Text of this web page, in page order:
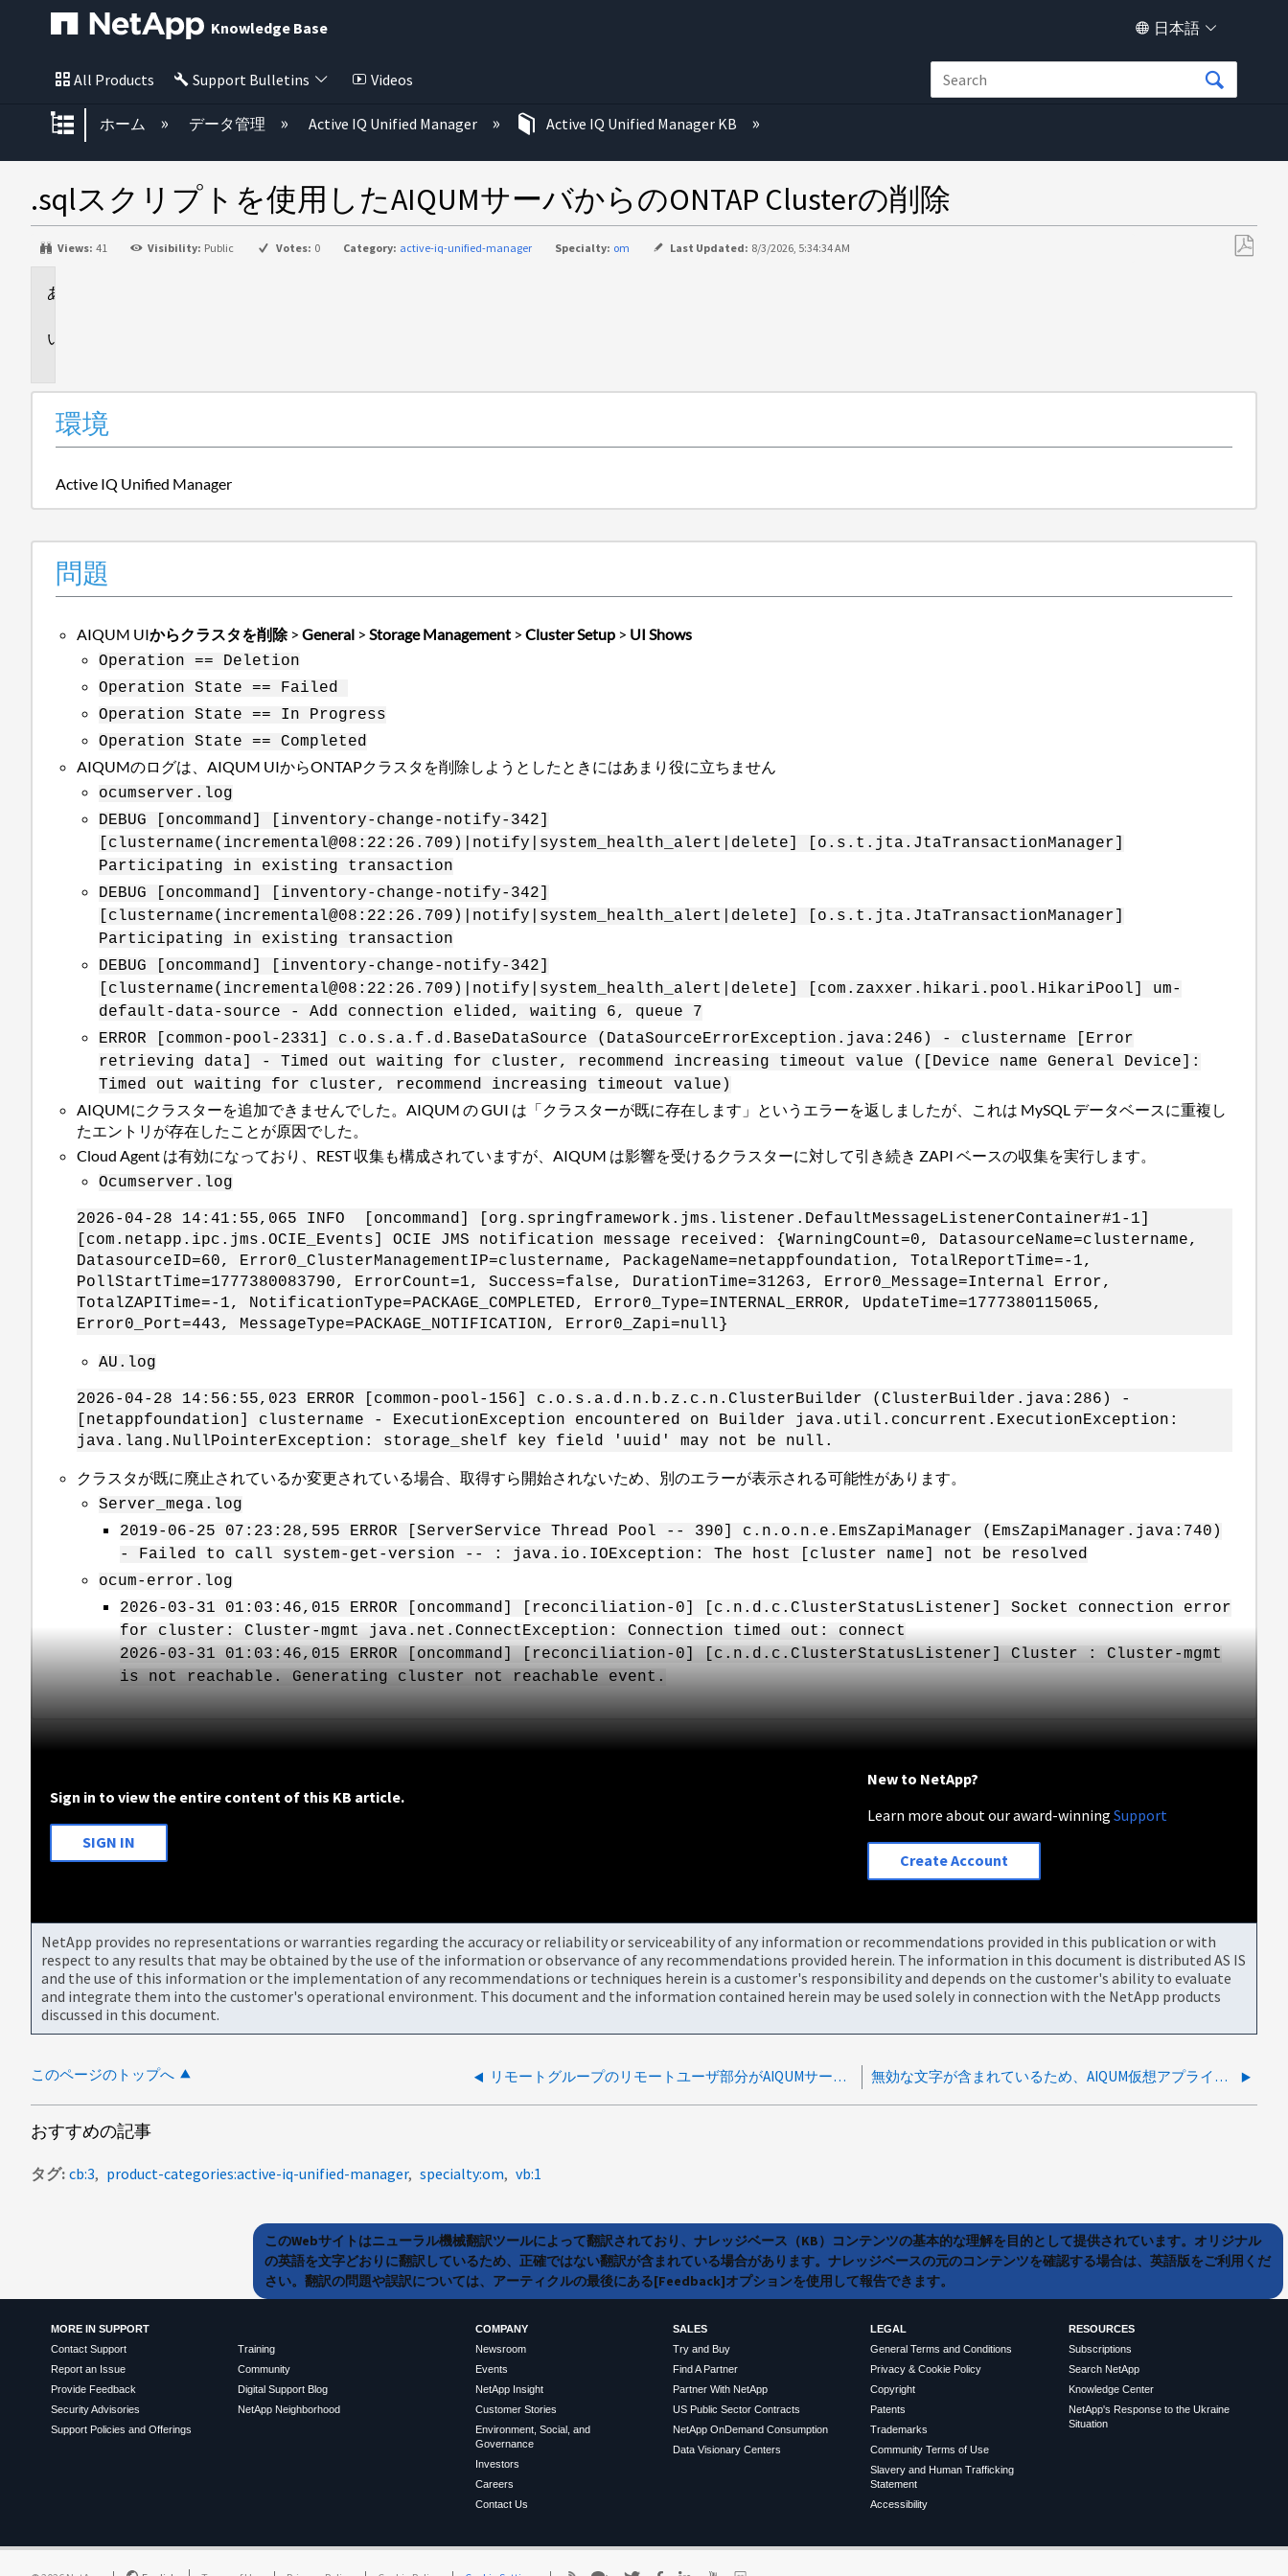
Knowledge Base 日本語
All Products Support Bulletins Videos
グローバル階層を展開/折りたたむ
ホーム データ管理 Active IQ Unified Manager Active IQ Unified Manager KB
.sqlスクリプトを使用したAIQUMサーバからのONTAP Clusterの削除
Views: 41 Visibility: Public Votes: 0 Category: active-iq-unified-manager Specialty: om Last Updated: 8/3/2026, 5:34:34 AM
環境
Active IQ Unified Manager
問題
AIQUM UIからクラスタを削除>General >Storage Management >Cluster Setup > UI Shows
Operation == Deletion
Operation State == Failed
Operation State == In Progress
Operation State == Completed
AIQUMのログは、AIQUM UIからONTAPクラスタを削除しようとしたときにはあまり役に立ちません
ocumserver.log
DEBUG [oncommand] [inventory-change-notify-342]
[clustername(incremental@08:22:26.709)|notify|system_health_alert|delete] [o.s.t.jta.JtaTransactionManager]
Participating in existing transaction
DEBUG [oncommand] [inventory-change-notify-342]
[clustername(incremental@08:22:26.709)|notify|system_health_alert|delete] [o.s.t.jta.JtaTransactionManager]
Participating in existing transaction
DEBUG [oncommand] [inventory-change-notify-342]
[clustername(incremental@08:22:26.709)|notify|system_health_alert|delete] [com.zaxxer.hikari.pool.HikariPool] um-
default-data-source - Add connection elided, waiting 6, queue 7
ERROR [common-pool-2331] c.o.s.a.f.d.BaseDataSource (DataSourceErrorException.java:246) - clustername [Error
retrieving data] - Timed out waiting for cluster, recommend increasing timeout value ([Device name General Device]:
Timed out waiting for cluster, recommend increasing timeout value)
AIQUMにクラスターを追加できませんでした。AIQUM の GUI は「クラスターが既に存在します」というエラーを返しましたが、これは MySQL データベースに重複し
たエントリが存在したことが原因でした。
Cloud Agent は有効になっており、REST 収集も構成されていますが、AIQUM は影響を受けるクラスターに対して引き続き ZAPI ベースの収集を実行します。
Ocumserver.log
2026-04-28 14:41:55,065 INFO [oncommand] [org.springframework.jms.listener.DefaultMessageListenerContainer#1-1]
[com.netapp.ipc.jms.OCIE_Events] OCIE JMS notification message received: {WarningCount=0, DatasourceName=clustername,
DatasourceID=60, Error0_ClusterManagementIP=clustername, PackageName=netappfoundation, TotalReportTime=-1,
PollStartTime=1777380083790, ErrorCount=1, Success=false, DurationTime=31263, Error0_Message=Internal Error,
TotalZAPITime=-1, NotificationType=PACKAGE_COMPLETED, Error0_Type=INTERNAL_ERROR, UpdateTime=1777380115065,
Error0_Port=443, MessageType=PACKAGE_NOTIFICATION, Error0_Zapi=null}
AU.log
2026-04-28 14:56:55,023 ERROR [common-pool-156] c.o.s.a.d.n.b.z.c.n.ClusterBuilder (ClusterBuilder.java:286) -
[netappfoundation] clustername - ExecutionException encountered on Builder java.util.concurrent.ExecutionException:
java.lang.NullPointerException: storage_shelf key field 'uuid' may not be null.
クラスタが既に廃止されているか変更されている場合、取得すら開始されないため、別のエラーが表示される可能性があります。
Server_mega.log
2019-06-25 07:23:28,595 ERROR [ServerService Thread Pool -- 390] c.n.o.n.e.EmsZapiManager (EmsZapiManager.java:740)
- Failed to call system-get-version -- : java.io.IOException: The host [cluster name] not be resolved
ocum-error.log
2026-03-31 01:03:46,015 ERROR [oncommand] [reconciliation-0] [c.n.d.c.ClusterStatusListener] Socket connection error
for cluster: Cluster-mgmt java.net.ConnectException: Connection timed out: connect
2026-03-31 01:03:46,015 ERROR [oncommand] [reconciliation-0] [c.n.d.c.ClusterStatusListener] Cluster : Cluster-mgmt
is not reachable. Generating cluster not reachable event.
Sign in to view the entire content of this KB article.
SIGN IN
New to NetApp?
Learn more about our award-winningSupport
Create Account
NetApp provides no representations or warranties regarding the accuracy or reliability or serviceability of any information or recommendations provided in this publication or with
respect to any results that may be obtained by the use of the information or observance of any recommendations provided herein. The information in this document is distributed AS IS
and the use of this information or the implementation of any recommendations or techniques herein is a customer's responsibility and depends on the customer's ability to evaluate
and integrate them into the customer's operational environment. This document and the information contained herein may be used solely in connection with the NetApp products
discussed in this document.
このページのトップへ リモートグループのリモートユーザ部分がAIQUMサーバにログインできません 無効な文字が含まれているため、AIQUM仮想アプライアンスの名前を変更できません
おすすめの記事
タグ cb:3 product-categories:active-iq-unified-manager specialty:om vb:1
このWebサイトはニューラル機械翻訳ツールによって翻訳されており、ナレッジベース（KB）コンテンツの基本的な理解を目的として提供されています。オリジナル
の英語を文字どおりに翻訳しているため、正確ではない翻訳が含まれている場合があります。ナレッジベースの元のコンテンツを確認する場合は、英語版をご利用くだ
さい。翻訳の問題や誤訳については、アーティクルの最後にある[Feedback]オプションを使用して報告できます。
MORE IN SUPPORT
Contact Support
Report an Issue
Provide Feedback
Security Advisories
Support Policies and Offerings
Training
Community
Digital Support Blog
NetApp Neighborhood
COMPANY
Newsroom
Events
NetApp Insight
Customer Stories
Environment, Social, and
Governance
Investors
Careers
Contact Us
SALES
Try and Buy
Find A Partner
Partner With NetApp
US Public Sector Contracts
NetApp OnDemand Consumption
Data Visionary Centers
LEGAL
General Terms and Conditions
Privacy & Cookie Policy
Copyright
Patents
Trademarks
Community Terms of Use
Slavery and Human Trafficking
Statement
Accessibility
RESOURCES
Subscriptions
Search NetApp
Knowledge Center
NetApp's Response to the Ukraine
Situation